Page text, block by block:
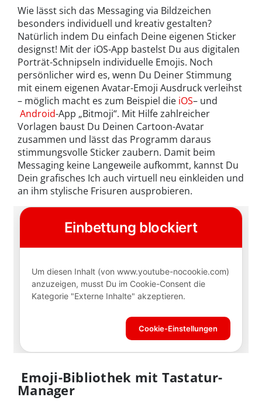
Wie lässt sich das Messaging via Bildzeichen
besonders individuell und kreativ gestalten?
Natürlich indem Du einfach Deine eigenen Sticker
designst! Mit der iOS-App bastelst Du aus digitalen
Porträt-Schnipseln individuelle Emojis. Noch
persönlicher wird es, wenn Du Deiner Stimmung
mit einem eigenen Avatar-Emoji Ausdruck verleihst
– möglich macht es zum Beispiel die iOS– und
Android-App „Bitmoji“. Mit Hilfe zahlreicher
Vorlagen baust Du Deinen Cartoon-Avatar
zusammen und lässt das Programm daraus
stimmungsvolle Sticker zaubern. Damit beim
Messaging keine Langeweile aufkommt, kannst Du
Dein grafisches Ich auch virtuell neu einkleiden und
an ihm stylische Frisuren ausprobieren.
Emoji-Bibliothek mit Tastatur-
Manager